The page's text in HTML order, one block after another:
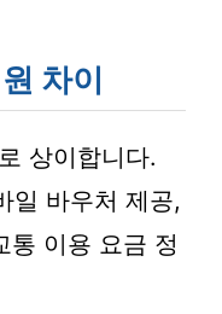
차이
상이합니다.
일 바우처 제공,
통 이용 요금 정